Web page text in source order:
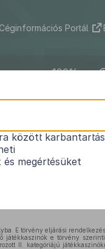
Céginformációs Portál
törvény
E törvény eljárási
játékkaszinók e törvény szerinti
II. kategóriájú
között
megértésüket